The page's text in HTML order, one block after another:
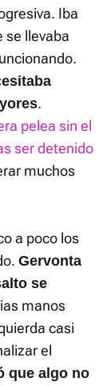
Iba
se llevaba
.
pelea sin el
ser detenido
muchos
a poco los
Gervonta
se
manos
casi
el
que algo no